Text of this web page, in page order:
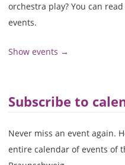
orchestra play? You can
events.
Show events →
Subscribe to
Never miss an event again.
entire calendar of events of